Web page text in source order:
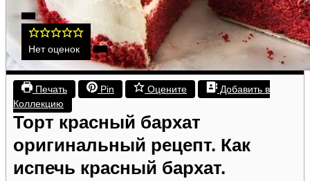
Нет оценок
Печать Pin Оцените
Добавить в
Коллекцию
Торт красный бархат
оригинальный рецепт. Как
испечь красный бархат.